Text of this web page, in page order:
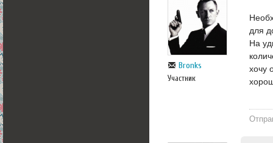
Bronks
Участник
для
На
хочу